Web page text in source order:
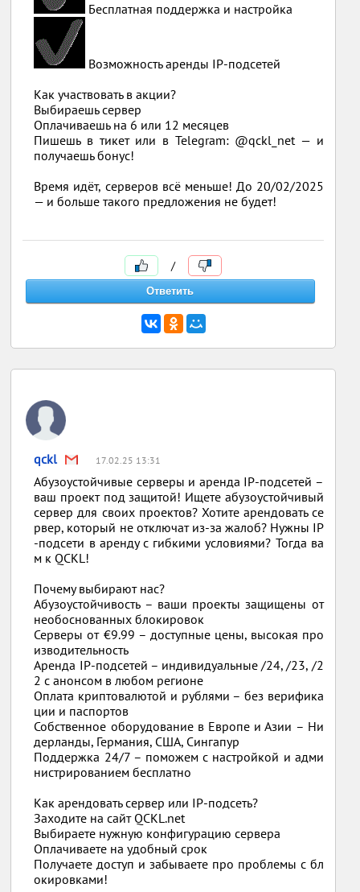
Бесплатная поддержка и настройка
Возможность аренды IP-подсетей
Как участвовать в акции?
Выбираешь сервер
Оплачиваешь на 6 или 12 месяцев
Пишешь в тикет или в Telegram: @qckl_net — и
получаешь бонус!
Время идёт, серверов всё меньше! До 20/02/2025
— и больше такого предложения не будет!
/
qckl 17.02.25 13:31
Абузоустойчивые серверы и аренда IP-подсетей –
ваш проект под защитой! Ищете абузоустойчивый
сервер для своих проектов? Хотите арендовать се
рвер, который не отключат из-за жалоб? Нужны IP
-подсети в аренду с гибкими условиями? Тогда ва
м к QCKL!
Почему выбирают нас?
Абузоустойчивость – ваши проекты защищены от
необоснованных блокировок
Серверы от €9.99 – доступные цены, высокая про
изводительность
Аренда IP-подсетей – индивидуальные /24, /23, /2
2 с анонсом в любом регионе
Оплата криптовалютой и рублями – без верифика
ции и паспортов
Собственное оборудование в Европе и Азии – Ни
дерланды, Германия, США, Сингапур
Поддержка 24/7 – поможем с настройкой и адми
нистрированием бесплатно
Как арендовать сервер или IP-подсеть?
Заходите на сайт QCKL.net
Выбираете нужную конфигурацию сервера
Оплачиваете на удобный срок
Получаете доступ и забываете про проблемы с бл
окировками!